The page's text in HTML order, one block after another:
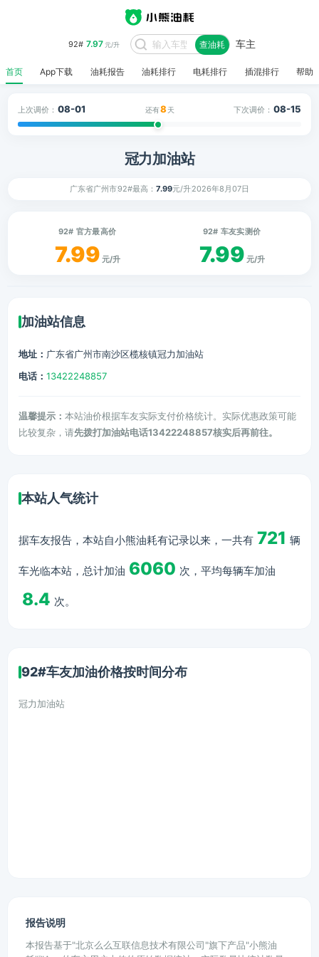
92# 7.97元/升 查油耗 车主
首页 App下载 油耗报告 油耗排行 电耗排行 插混排行 帮助
上次调价： 08-01 还有8 天 下次调价： 08-15
冠力加油站
广东省广州市92#最高： 7.99元/升2026年8月07日
92# 官方最高价
7.99 元/升
92# 车友实测价
7.99 元/升
加油站信息
地址： 广东省广州市南沙区榄核镇冠力加油站
电话： 13422248857
温馨提示： 本站油价根据车友实际支付价格统计。实际优惠政策可能
比较复杂，请先拨打加油站电话13422248857核实后再前往。
本站人气统计
据车友报告，本站自小熊油耗有记录以来，一共有 721 辆
车光临本站，总计加油 6060 次，平均每辆车加油
8.4 次。
92#车友加油价格按时间分布
冠力加油站
报告说明
本报告基于"北京么么互联信息技术有限公司"旗下产品"小熊油